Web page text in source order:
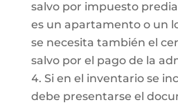
salvo por impuesto
es un apartamento o un
se necesita también el
salvo por el pago de la
Si en el inventario se
debe presentarse el